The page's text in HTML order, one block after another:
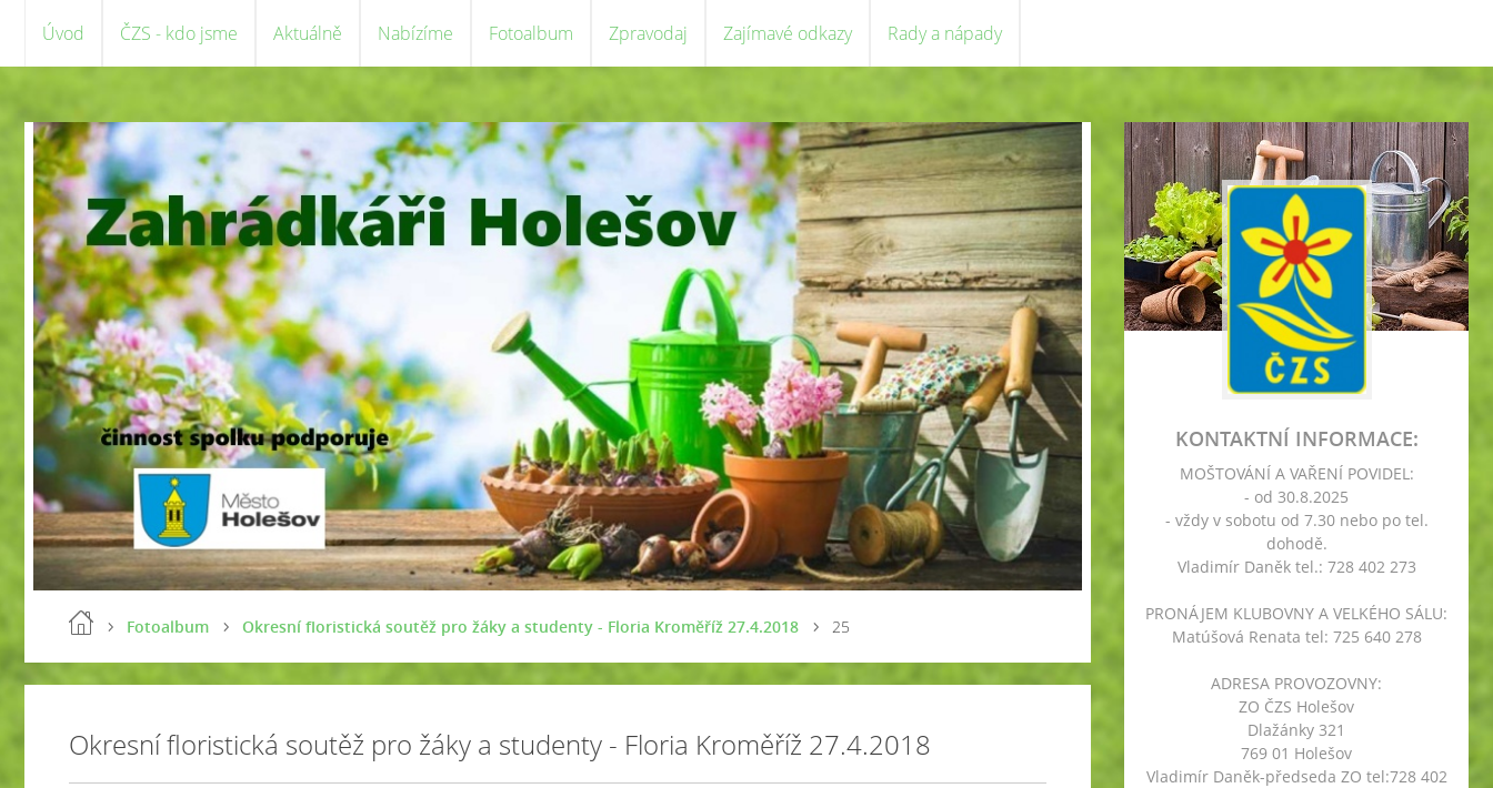
Úvod ČZS - kdo jsme Aktuálně Nabízíme Fotoalbum Zpravodaj Zajímavé odkazy Rady a nápady
Fotoalbum Okresní floristická soutěž pro žáky a studenty - Floria Kroměříž 27.4.2018 25
Okresní floristická soutěž pro žáky a studenty - Floria Kroměříž 27.4.2018
KONTAKTNÍ INFORMACE:
MOŠTOVÁNÍ A VAŘENÍ POVIDEL:
- od 30.8.2025
- vždy v sobotu od 7.30 nebo po tel.
dohodě.
Vladimír Daněk tel.: 728 402 273
PRONÁJEM KLUBOVNY A VELKÉHO SÁLU:
Matúšová Renata tel: 725 640 278
ADRESA PROVOZOVNY:
ZO ČZS Holešov
Dlažánky 321
769 01 Holešov
Vladimír Daněk-předseda ZO tel:728 402